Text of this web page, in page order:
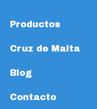
Productos
Cruz de Malta
Blog
Contacto